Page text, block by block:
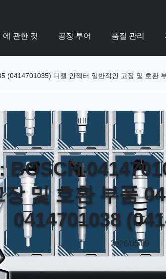
에 관한 것 공장 투어 품질 관리
(0414701035) 디젤 인젝터 일반적인 고장 및 호
BOSCH
및 호환 부품
0414701038
2026/05/09